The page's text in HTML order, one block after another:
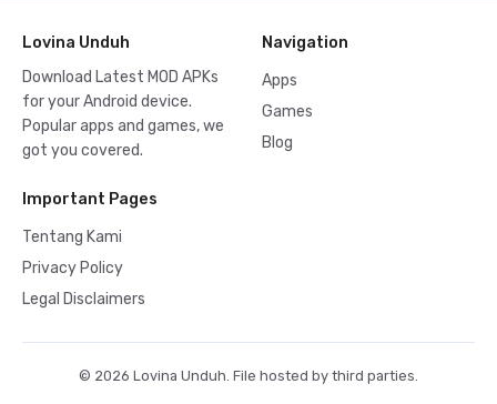
Lovina Unduh
Download Latest MOD APKs
for your Android device.
Popular apps and games, we
got you covered.
Navigation
Apps
Games
Blog
Important Pages
Tentang Kami
Privacy Policy
Legal Disclaimers
© 2026 Lovina Unduh. File hosted by third parties.